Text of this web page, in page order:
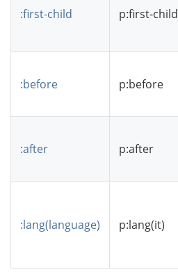
:first-child p:first-child
:before p:before
:after p:after
:lang(language) p:lang(it)